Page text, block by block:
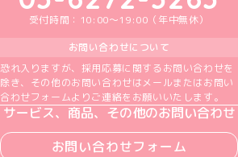
受付時間：10:00～19:00（年中無休）
お問い合わせについて
恐れ入りますが、採用応募に関するお問い合わせを
除き、その他のお問い合わせはメールまたはお問い
合わせフォームよりご連絡をお願いいたします。
サービス、商品、その他のお問い合わせ
お問い合わせフォーム